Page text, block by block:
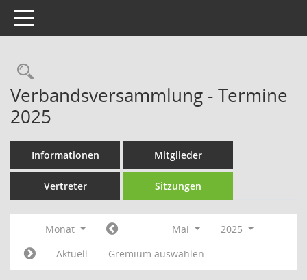
Toggle navigation
Rechercheauswahl
Verbandsversammlung - Termine
2025
Informationen Mitglieder
Vertreter Sitzungen
Monat Mai
2025
Aktuell
Gremium auswählen